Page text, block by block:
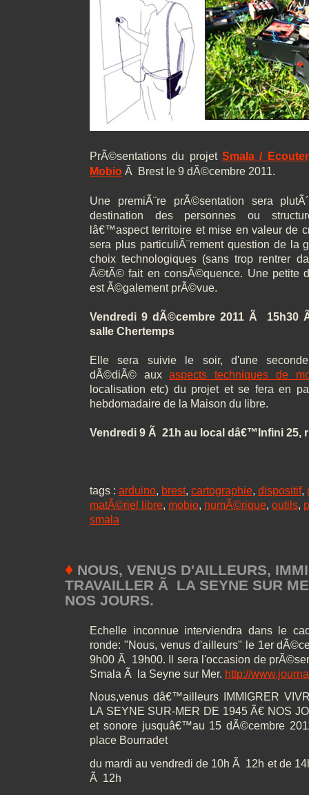
PrÃ©sentations du projet Smala /
Mobio Ã Brest le 9 dÃ©cembre 2011.
Une premiÃ¨re prÃ©sentation sera
destination des personnes ou
lâ€™aspect territoire et mise en valeur de
sera plus particuliÃ¨rement question de la
choix technologiques (sans trop rentrer
Ã©tÃ© fait en consÃ©quence. Une petite
est Ã©galement prÃ©vue.
Vendredi 9 dÃ©cembre 2011 Ã 15h30
salle Chertemps
Elle sera suivie le soir, d'une seconde
dÃ©diÃ© auxaspects techniques de
localisation etc) du projet et se fera en
hebdomadaire de la Maison du libre.
Vendredi 9 Ã 21h au local dâ€™Infini 25,
tags : arduino, brest, cartographie, dispositif,
matÃ©riel libre, mobio, numÃ©rique, outils,
smala
♦ NOUS, VENUS D'AILLEURS,
TRAVAILLER Ã LA SEYNE SUR
NOS JOURS.
Echelle inconnue interviendra dans le
ronde: "Nous, venus d'ailleurs" le 1er
9h00 Ã 19h00. Il sera l'occasion de
Smala Ã la Seyne sur Mer. http://
Nous,venus dâ€™ailleurs IMMIGRER
LA SEYNE SUR-MER DE 1945 Ã€ NOS
et sonore jusquâ€™au 15 dÃ©cembre
place Bourradet
du mardi au vendredi de 10h Ã 12h et de
Ã 12h